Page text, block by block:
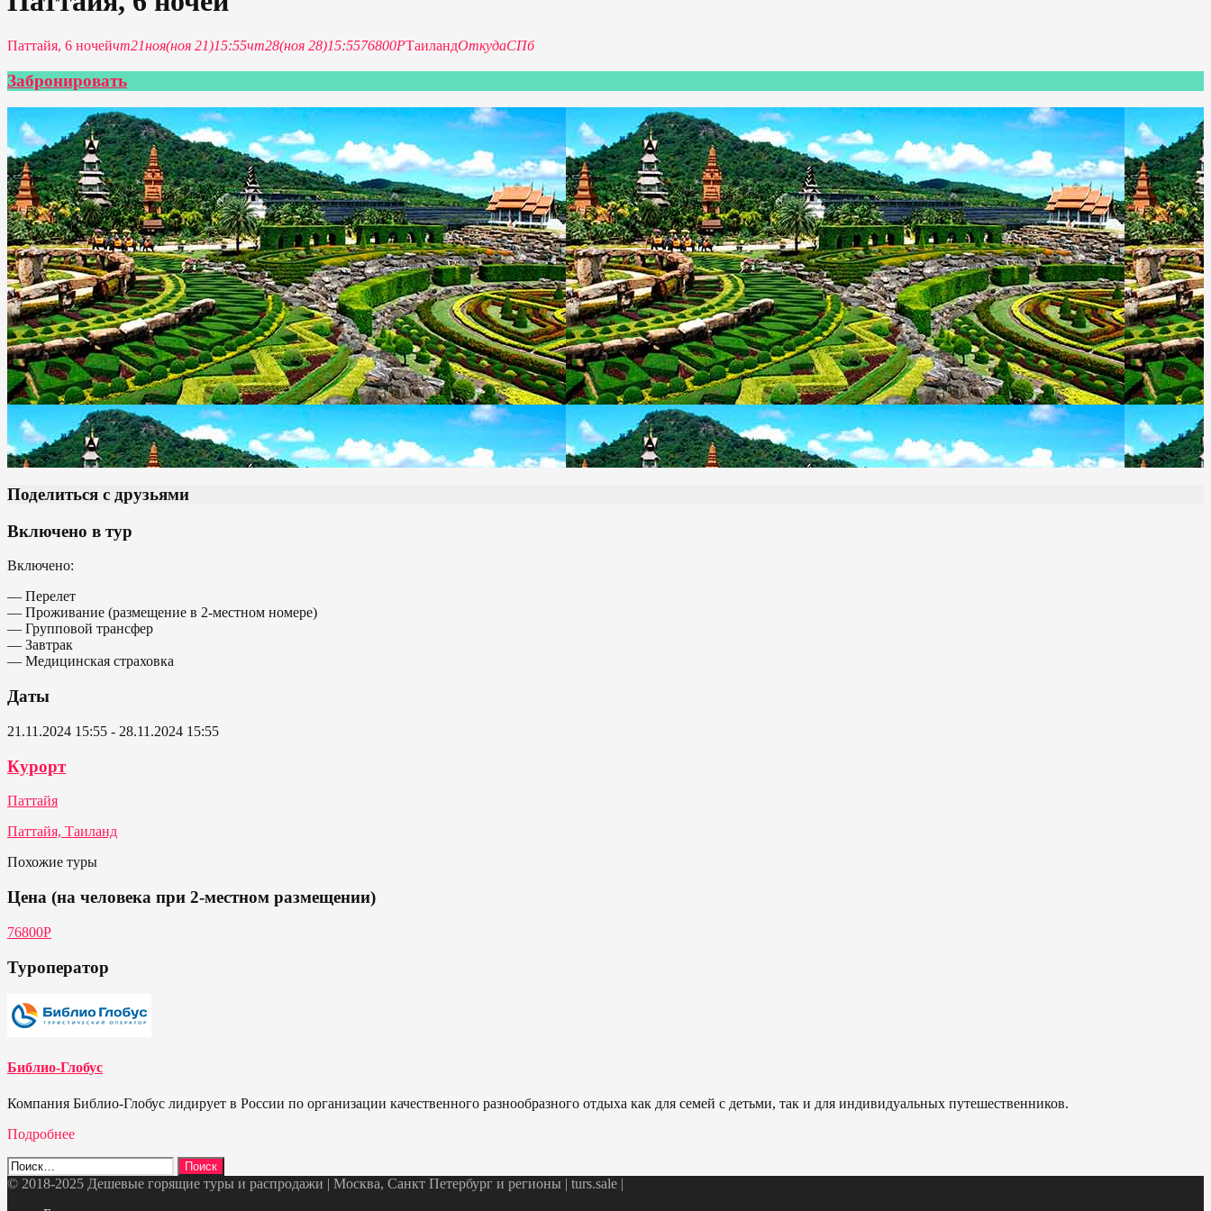
Паттайя, 6 ночейчт21ноя(ноя 21)15:55чт28(ноя 28)15:5576800РТаиландОткудаСПб
Забронировать
Поделиться с друзьями
Включено в тур
Включено:
— Перелет
— Проживание (размещение в 2-местном номере)
— Групповой трансфер
— Завтрак
— Медицинская страховка
Даты
21.11.2024 15:55 - 28.11.2024 15:55
Курорт
Паттайя
Паттайя, Таиланд
Похожие туры
Цена (на человека при 2-местном размещении)
76800Р
Туроператор
Библио-Глобус
Компания Библио-Глобус лидирует в России по организации качественного разнообразного отдыха как для семей с детьми, так и для индивидуальных путешественников.
Подробнее
Найти:
© 2018-2025 Дешевые горящие туры и распродажи | Москва, Санкт Петербург и регионы | turs.sale |